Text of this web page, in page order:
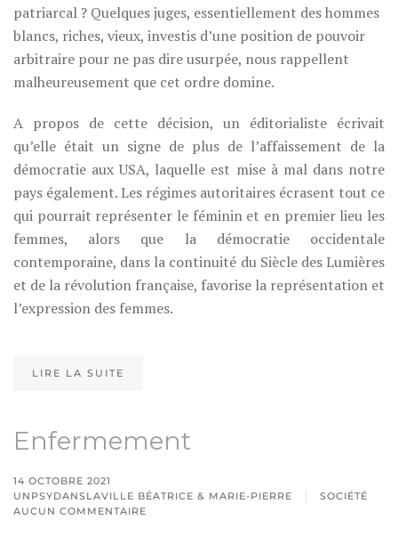
patriarcal ? Quelques juges, essentiellement des hommes
blancs, riches, vieux, investis d’une position de pouvoir
arbitraire pour ne pas dire usurpée, nous rappellent
malheureusement que cet ordre domine.
A propos de cette décision, un éditorialiste écrivait
qu’elle était un signe de plus de l’affaissement de la
démocratie aux USA, laquelle est mise à mal dans notre
pays également. Les régimes autoritaires écrasent tout ce
qui pourrait représenter le féminin et en premier lieu les
femmes, alors que la démocratie occidentale
contemporaine, dans la continuité du Siècle des Lumières
et de la révolution française, favorise la représentation et
l’expression des femmes.
LIRE LA SUITE
Enfermement
14 OCTOBRE 2021
UNPSYDANSLAVILLE BÉATRICE & MARIE-PIERRE
SOCIÉTÉ
AUCUN COMMENTAIRE
SUR